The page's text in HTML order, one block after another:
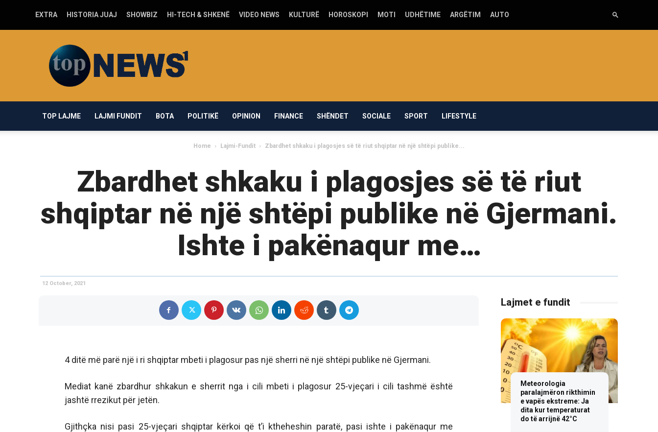
EXTRA HISTORIA JUAJ SHOWBIZ HI-TECH & SHKENË VIDEO NEWS KULTURË HOROSKOPI MOTI UDHËTIME ARGËTIM AUTO
news1.com
TOP LAJME LAJMI FUNDIT BOTA POLITIKË OPINION FINANCE SHËNDET SOCIALE SPORT LIFESTYLE
Home Lajmi-Fundit Zbardhet shkaku i plagosjes së të riut shqiptar në një shtëpi publike...
Zbardhet shkaku i plagosjes së të riut
shqiptar në një shtëpi publike në Gjermani.
Ishte i pakënaqur me…
12 October, 2021
4 ditë më parë një i ri shqiptar mbeti i plagosur pas një sherri në një shtëpi publike në Gjermani.
Mediat kanë zbardhur shkakun e sherrit nga i cili mbeti i plagosur 25-vjeçari i cili tashmë është
jashtë rrezikut për jetën.
Gjithçka nisi pasi 25-vjeçari shqiptar kërkoi që t’i ktheheshin paratë, pasi ishte i pakënaqur me
Lajmet e fundit
Meteorologia
paralajmëron rikthimin
e vapës ekstreme: Ja
dita kur temperaturat
do të arrijnë 42°C